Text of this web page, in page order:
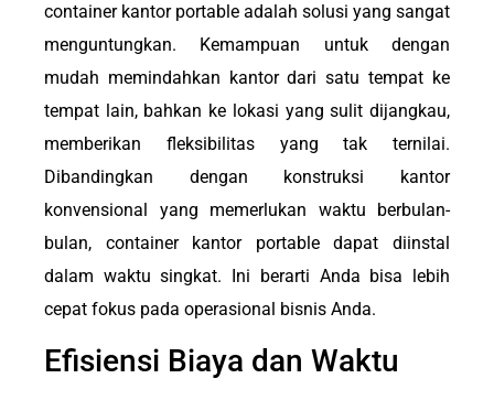
container kantor portable adalah solusi yang sangat
menguntungkan. Kemampuan untuk dengan
mudah memindahkan kantor dari satu tempat ke
tempat lain, bahkan ke lokasi yang sulit dijangkau,
memberikan fleksibilitas yang tak ternilai.
Dibandingkan dengan konstruksi kantor
konvensional yang memerlukan waktu berbulan-
bulan, container kantor portable dapat diinstal
dalam waktu singkat. Ini berarti Anda bisa lebih
cepat fokus pada operasional bisnis Anda.
Efisiensi Biaya dan Waktu